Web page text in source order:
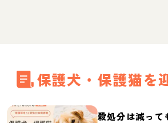
保護犬・保護猫を
殺処分は減って